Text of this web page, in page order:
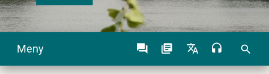
Meny search